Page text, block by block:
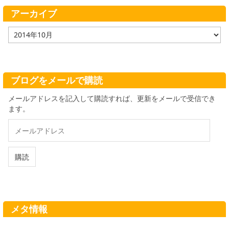
ー
アーカイブ
ア
ー
ブ
ブログをメールで購読
メールアドレスを記入して購読すれば、更新をメールで受信でき
ます。
ル
ド
購読
メタ情報